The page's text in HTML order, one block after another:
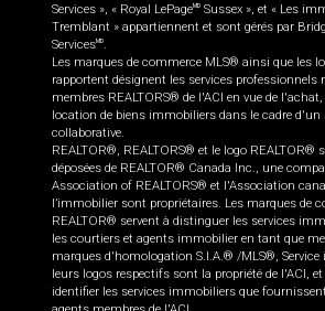
Services », « Royal LePageMD Sussex », et « Les
Tremblant » appartiennent et sont gérés par
ServicesMD
Les marques de commerce MLS® ainsi que les
rapportent désignent les services professionnels
membres REALTORS® de l'ACI en vue de l'achat,
location de biens immobiliers dans le cadre d'un
collaborative.
REALTOR®, REALTORS® et le logo REALTOR®
déposées de REALTOR® Canada Inc., une
Association of REALTORS® et l'Association
l’immobilier sont propriétaires. Les marques de
REALTOR® servent à distinguer les services
les courtiers et agents immobilier en tant que
marques d'homologation S.I.A.® /MLS®, Service
leurs logos respectifs sont la propriété de l'ACI,
identifier les services immobiliers que